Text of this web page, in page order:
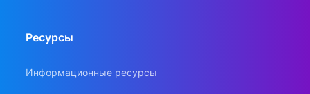
Ресурсы
Информационные ресурсы